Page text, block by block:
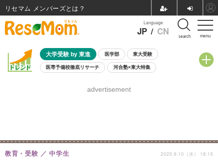
menu
Language
JP / CN search
大学受験 by 東進 医学部 東大受験
医専予備校徹底リサーチ 河合塾×東大特集
8月開催学校説明会・相談会
advertisement
教育・受験 中学生 2025.9.10（水） 18:15
リセマム メンバーズ